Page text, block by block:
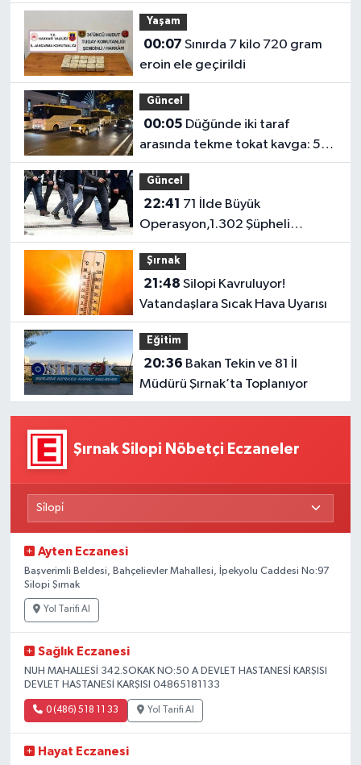
Yaşam
00:07
eroin ele geçirildi
Güncel
00:05
arasında tekme tokat kavga: 5
yaralı
Güncel
22:41
Operasyon,1.302 Şüpheli
Yakalandı
Şırnak
21:48
Vatandaşlara Sıcak Hava Uyarısı
Eğitim
20:36
Müdürü Şırnak’ta Toplanıyor
Şırnak Silopi Nöbetçi Eczaneler
Ayten Eczanesi
Başverimli Beldesi, Bahçelievler Mahallesi, İpekyolu Caddesi No:97
Silopi Şırnak
Yol Tarifi Al
Sağlık Eczanesi
NUH MAHALLESİ 342.SOKAK NO:50 A DEVLET HASTANESİ KARŞISI
DEVLET HASTANESİ KARŞISI 04865181133
0 (486) 518 11 33 Yol Tarifi Al
Hayat Eczanesi